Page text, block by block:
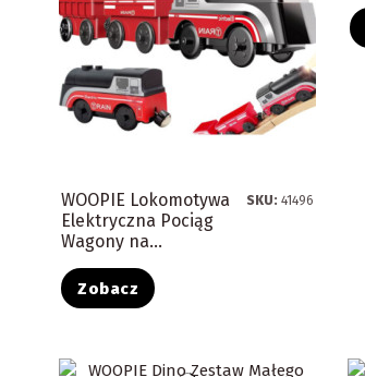
WOOPIE Lokomotywa
Elektryczna Pociąg
Wagony na...
SKU:41496
Zobacz